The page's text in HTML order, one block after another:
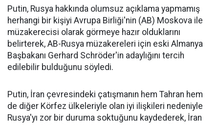
Putin, Rusya hakkında olumsuz açıklama yapmamış
herhangi bir kişiyi Avrupa Birliği'nin (AB) Moskova ile
müzakerecisi olarak görmeye hazır olduklarını
belirterek, AB-Rusya müzakereleri için eski Almanya
Başbakanı Gerhard Schröder'in adaylığını tercih
edilebilir bulduğunu söyledi.
Putin, İran çevresindeki çatışmanın hem Tahran hem
de diğer Körfez ülkeleriyle olan iyi ilişkileri nedeniyle
Rusya'yı zor bir duruma soktuğunu kaydederek, İran